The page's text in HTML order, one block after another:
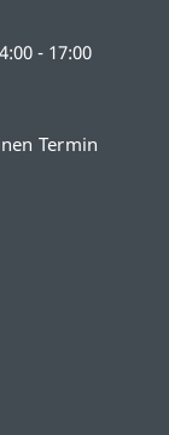
- 17:00
Termin